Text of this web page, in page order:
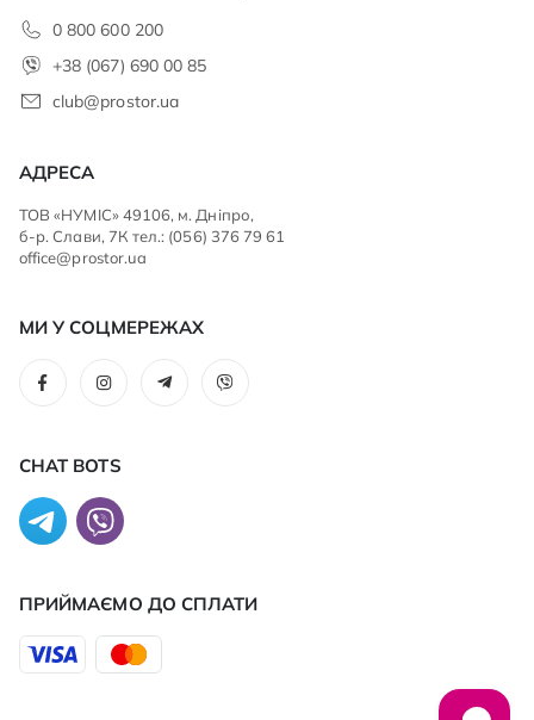
0 800 600 200
+38 (067) 690 00 85
club@prostor.ua
АДРЕСА
ТОВ «НУМІС» 49106, м. Дніпро,
б-р. Слави, 7К тел.: (056) 376 79 61
office@prostor.ua
МИ У СОЦМЕРЕЖАХ
CHAT BOTS
ПРИЙМАЄМО ДО CПЛАТИ